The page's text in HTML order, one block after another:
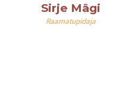
Sirje Mägi
Raamatupidaja